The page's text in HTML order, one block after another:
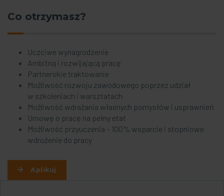
Co otrzymasz?
Uczciwe wynagrodzenie
Ambitną i rozwijającą pracę
Partnerskie traktowanie
Możliwość rozwoju zawodowego poprzez udział
w szkoleniach i warsztatach
Możliwość wdrażania własnych pomysłów i usprawnień
Umowę o pracę na pełny etat
Możliwość przyuczenia – 100% wsparcie i stopniowe
wdrożenie do pracy
Aplikuj